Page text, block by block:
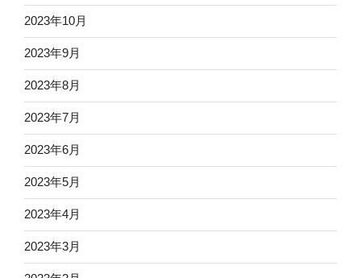
2023年10月
2023年9月
2023年8月
2023年7月
2023年6月
2023年5月
2023年4月
2023年3月